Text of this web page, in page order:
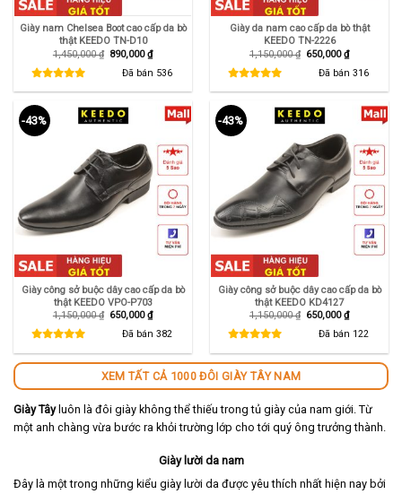
Giày nam Chelsea Boot cao cấp da bò
thật KEEDO TN-D10
1,450,000₫ Giá
1,450,000 ₫.
890,000₫Giá
hiện
tại
là:
Đã bán 536
Giày da nam cao cấp da bò thật
KEEDO TN-2226
1,150,000₫ Giá
1,150,000 ₫.
650,000₫Giá
hiện
tại
là:
Đã bán 316
-43%
Giày công sở buộc dây cao cấp da bò
thật KEEDO VPO-P703
1,150,000₫ Giá
650,000₫Giá
hiện
tại
Đã bán 382
-43%
Giày công sở buộc dây cao cấp da bò
thật KEEDO KD4127
1,150,000₫ Giá
650,000₫Giá
hiện
tại
Đã bán 122
XEM TẤT CẢ 1000 ĐÔI GIÀY TÂY NAM
Giày Tâyluôn là đôi giày không thể thiếu trong tủ giày của nam giới. Từ
một anh chàng vừa bước ra khỏi trường lớp cho tới quý ông trưởng thành.
Giày lười da nam
Đây là một trong những kiểu giày lười da được yêu thích nhất hiện nay bởi